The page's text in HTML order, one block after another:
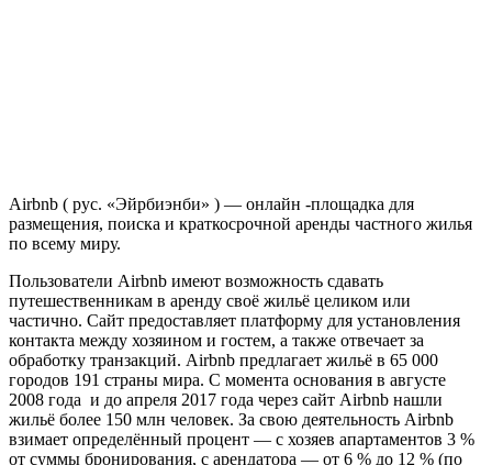
Airbnb ( рус. «Эйрбиэнби» ) — онлайн -площадка для
размещения, поиска и краткосрочной аренды частного жилья
по всему миру.
Пользователи Airbnb имеют возможность сдавать
путешественникам в аренду своё жильё целиком или
частично. Сайт предоставляет платформу для установления
контакта между хозяином и гостем, а также отвечает за
обработку транзакций. Airbnb предлагает жильё в 65 000
городов 191 страны мира. С момента основания в августе
2008 года и до апреля 2017 года через сайт Airbnb нашли
жильё более 150 млн человек. За свою деятельность Airbnb
взимает определённый процент — с хозяев апартаментов 3 %
от суммы бронирования, с арендатора — от 6 % до 12 % (по